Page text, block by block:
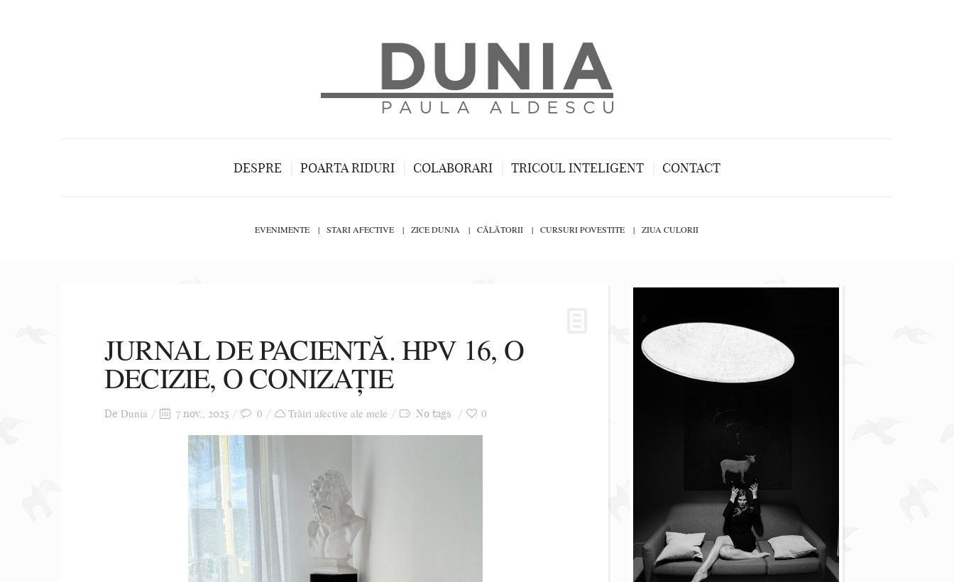
DESPRE POARTA RIDURI COLABORARI TRICOUL INTELIGENT CONTACT
EVENIMENTE STARI AFECTIVE ZICE DUNIA CĂLĂTORII CURSURI POVESTITE ZIUA CULORII
JURNAL DE PACIENTĂ. HPV 16, O
DECIZIE, O CONIZAȚIE
De Dunia 7 nov., 2025 0 Trăiri afective ale mele No tags 0